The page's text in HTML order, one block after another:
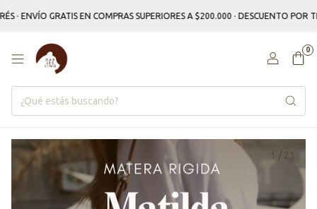
GRATIS EN COMPRAS SUPERIORES A $200.000 · DESCUENTO POR
0
1 / 21